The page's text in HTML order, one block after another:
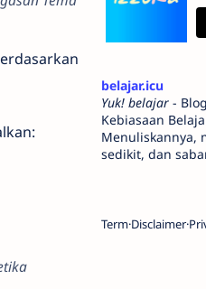
belajar.icu
Yuk! belajar-
Kebiasaan
Menuliskannya,
sedikit, dan
TermDisclaimer